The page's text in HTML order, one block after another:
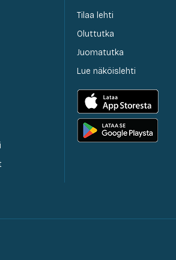
Tilaa lehti
Oluttutka
Juomatutka
Lue näköislehti